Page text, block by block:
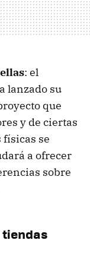
: el
lanzado su
que
y de ciertas
se
a ofrecer
sobre
tiendas